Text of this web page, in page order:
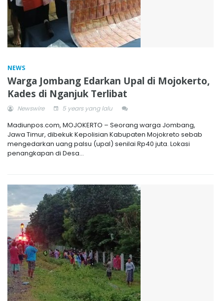
NEWS
Warga Jombang Edarkan Upal di Mojokerto,
Kades di Nganjuk Terlibat
Newswire 5 years yang lalu
Madiunpos.com, MOJOKERTO – Seorang warga Jombang,
Jawa Timur, dibekuk Kepolisian Kabupaten Mojokreto sebab
mengedarkan uang palsu (upal) senilai Rp40 juta. Lokasi
penangkapan di Desa...